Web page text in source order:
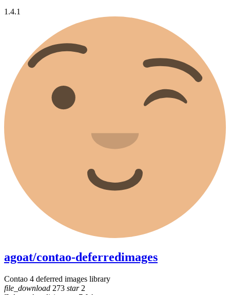
1.4.1
agoat/contao-deferredimages
Contao 4 deferred images library
file_download 273 star2